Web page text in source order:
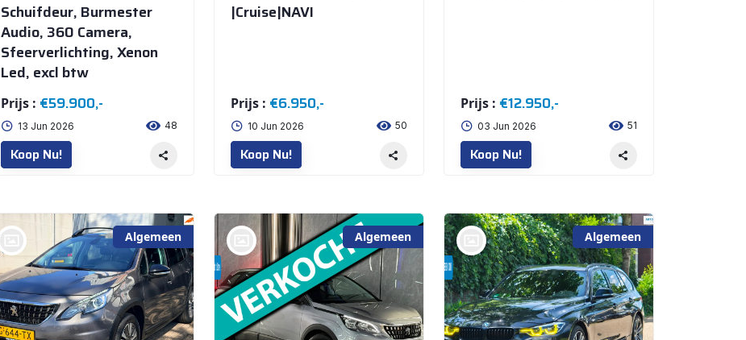
Schuifdeur, Burmester
Audio, 360 Camera,
Sfeerverlichting, Xenon
Led, excl btw
Prijs : €59.900,-
13 Jun 2026 48
Koop Nu!
|Cruise|NAVI
Prijs : €6.950,-
10 Jun 2026 50
Koop Nu!
Prijs : €12.950,-
03 Jun 2026 51
Koop Nu!
Algemeen
Algemeen
bij @De Waai Auto's Store
Algemeen
bij @Netautos BEEK EN DONK